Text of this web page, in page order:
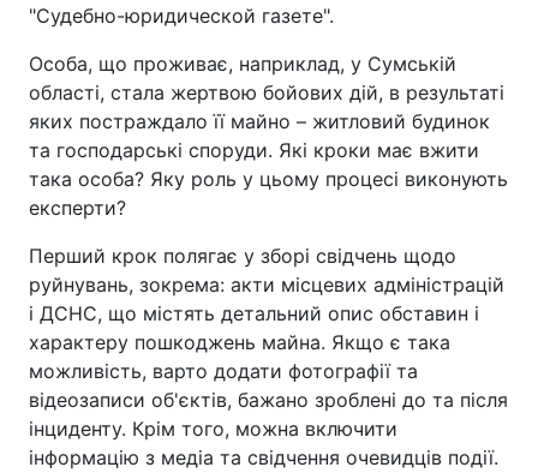
"Судебно-юридической газете".
Особа, що проживає, наприклад, у Сумській
області, стала жертвою бойових дій, в результаті
яких постраждало її майно – житловий будинок
та господарські споруди. Які кроки має вжити
така особа? Яку роль у цьому процесі виконують
експерти?
Перший крок полягає у зборі свідчень щодо
руйнувань, зокрема: акти місцевих адміністрацій
і ДСНС, що містять детальний опис обставин і
характеру пошкоджень майна. Якщо є така
можливість, варто додати фотографії та
відеозаписи об'єктів, бажано зроблені до та після
інциденту. Крім того, можна включити
інформацію з медіа та свідчення очевидців події.